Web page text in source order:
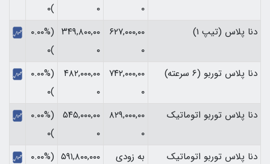
۰
۰
)۰
دنا پلاس (تیپ 1)
۶۲۷,۰۰۰,۰۰
۰
۳۴۹,۸۰۰,۰۰
۰
(۰.۰۰%
)۰
دنا پلاس توربو (6 سرعته)
۷۴۲,۰۰۰,۰۰
۰
۴۸۲,۰۰۰,۰۰
۰
(۰.۰۰%
)۰
دنا پلاس توربو اتوماتیک
۸۲۹,۰۰۰,۰۰
۰
۵۴۵,۰۰۰,۰۰
۰
(۰.۰۰%
)۰
دنا پلاس توربو اتوماتیک
به زودی ۵۹۱,۸۰۰,۰۰۰
(۰.۰۰%